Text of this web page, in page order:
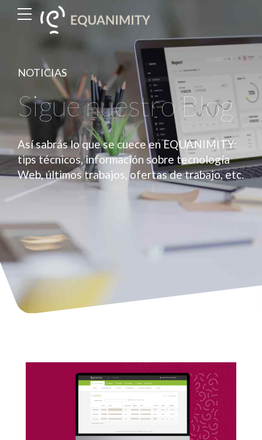
NOTICIAS
Sigue nuestro Blog
Así sabrás lo que se cuece en EQUANIMITY:
tips técnicos, información sobre tecnología
Web, últimos trabajos, ofertas de trabajo, etc.